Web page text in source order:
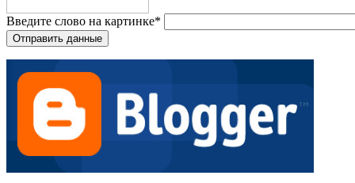
Введите слово на картинке*